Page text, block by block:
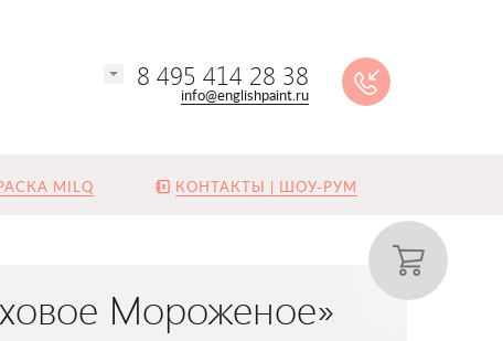
8 495 414 28 38
info@englishpaint.ru
MILQ КОНТАКТЫ | ШОУ-РУМ
Мороженое»